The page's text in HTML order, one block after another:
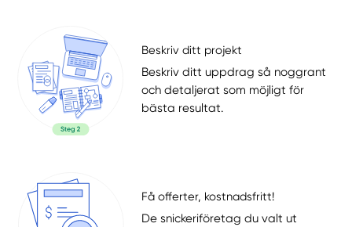
Beskriv ditt projekt
Beskriv ditt uppdrag så noggrant
och detaljerat som möjligt för
bästa resultat.
Få offerter, kostnadsfritt!
De snickeriföretag du valt ut